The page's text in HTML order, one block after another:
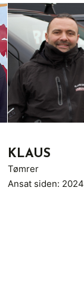
KLAUS
Tømrer
Ansat siden: 2024